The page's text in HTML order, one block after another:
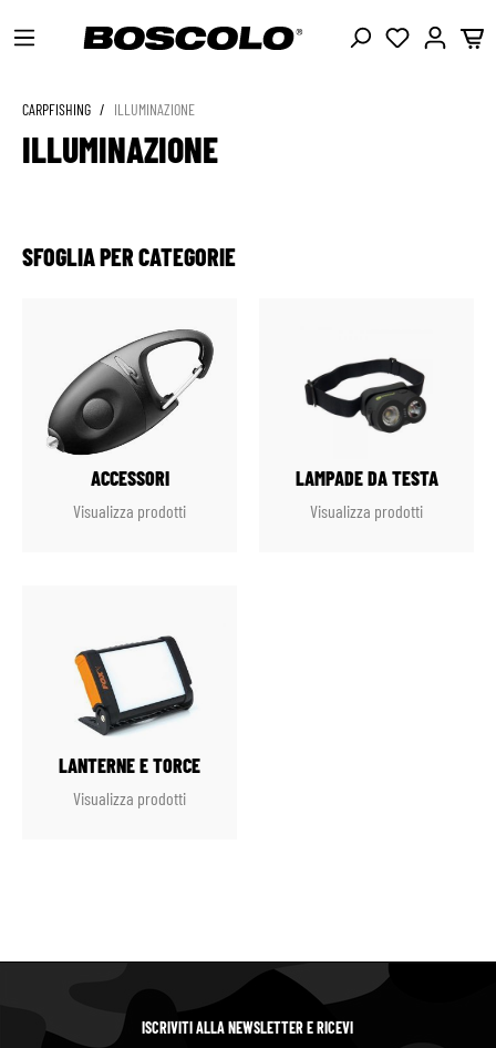
CARPFISHING / ILLUMINAZIONE
ILLUMINAZIONE
SFOGLIA PER CATEGORIE
ACCESSORI
Visualizza prodotti
LAMPADE DA TESTA
Visualizza prodotti
LANTERNE E TORCE
Visualizza prodotti
ISCRIVITI ALLA NEWSLETTER E RICEVI